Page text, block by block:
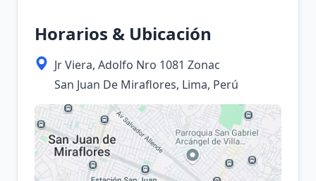
Horarios & Ubicación
Jr Viera, Adolfo Nro 1081 Zonac
San Juan De Miraflores, Lima, Perú